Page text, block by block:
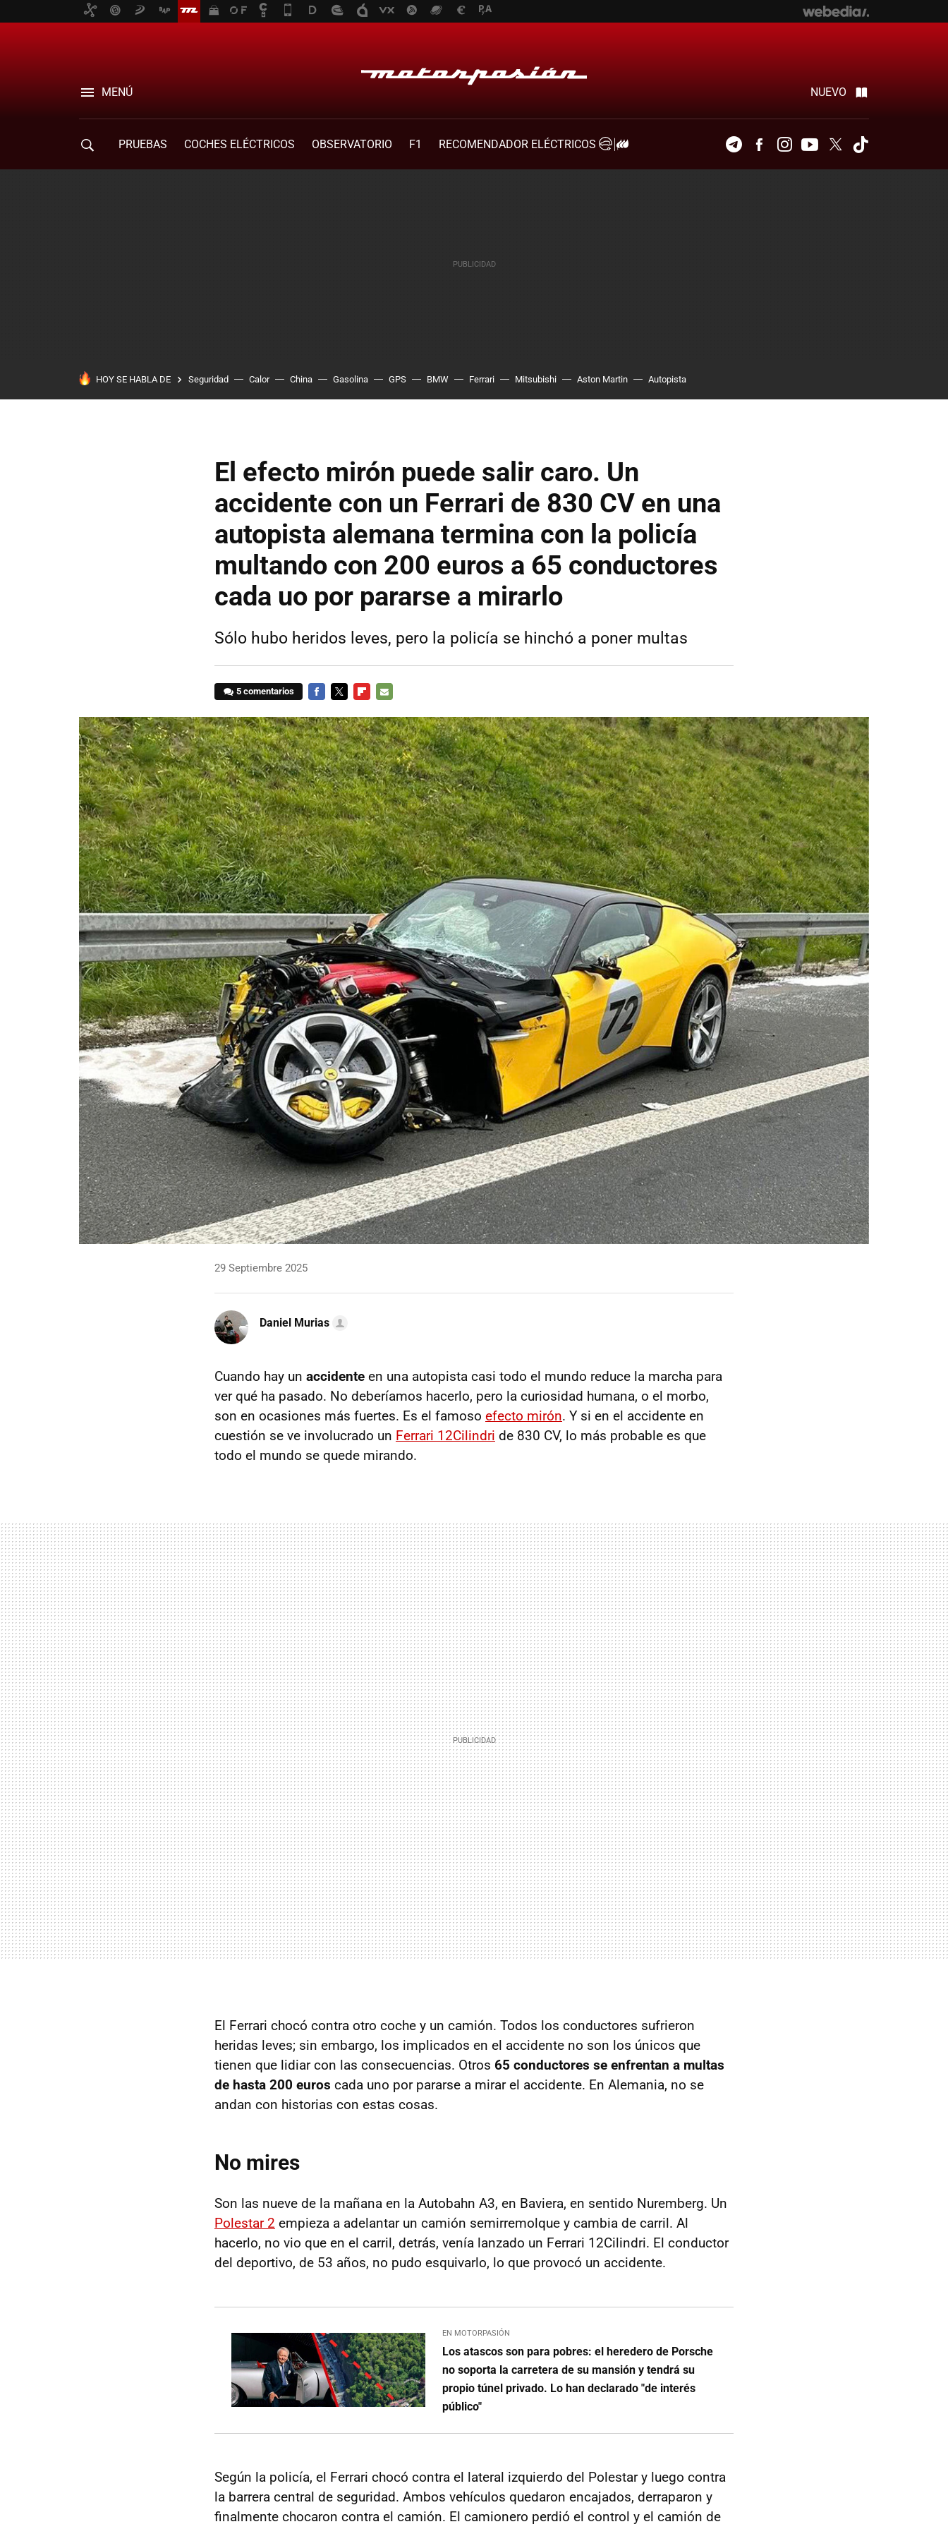
MENÚ NUEVO
PRUEBAS COCHES ELÉCTRICOS OBSERVATORIO F1
RECOMENDADOR ELÉCTRICOS
TelegramFacebookInstagramYoutubeTwitter
HOY SE HABLA DE Seguridad Calor China Gasolina GPS BMW Ferrari Mitsubishi Aston Martin Autopista
El efecto mirón puede salir caro. Un
accidente con un Ferrari de 830 CV en una
autopista alemana termina con la policía
multando con 200 euros a 65 conductores
cada uo por pararse a mirarlo
Sólo hubo heridos leves, pero la policía se hinchó a poner multas
5 comentarios
MAIL
29 Septiembre 2025
Daniel Murias
Cuando hay un accidente en una autopista casi todo el mundo reduce la marcha para
ver qué ha pasado. No deberíamos hacerlo, pero la curiosidad humana, o el morbo,
son en ocasiones más fuertes. Es el famoso efecto mirón. Y si en el accidente en
cuestión se ve involucrado un Ferrari 12Cilindri de 830 CV, lo más probable es que
todo el mundo se quede mirando.
El Ferrari chocó contra otro coche y un camión. Todos los conductores sufrieron
heridas leves; sin embargo, los implicados en el accidente no son los únicos que
tienen que lidiar con las consecuencias. Otros 65 conductores se enfrentan a multas
de hasta 200 euros cada uno por pararse a mirar el accidente. En Alemania, no se
andan con historias con estas cosas.
No mires
Son las nueve de la mañana en la Autobahn A3, en Baviera, en sentido Nuremberg. Un
Polestar 2 empieza a adelantar un camión semirremolque y cambia de carril. Al
hacerlo, no vio que en el carril, detrás, venía lanzado un Ferrari 12Cilindri. El conductor
del deportivo, de 53 años, no pudo esquivarlo, lo que provocó un accidente.
EN MOTORPASIÓN
Los atascos son para pobres: el heredero de Porsche
no soporta la carretera de su mansión y tendrá su
propio túnel privado. Lo han declarado "de interés
público"
Según la policía, el Ferrari chocó contra el lateral izquierdo del Polestar y luego contra
la barrera central de seguridad. Ambos vehículos quedaron encajados, derraparon y
finalmente chocaron contra el camión. El camionero perdió el control y el camión de